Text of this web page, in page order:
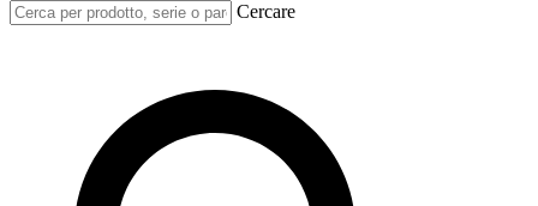
Cercare